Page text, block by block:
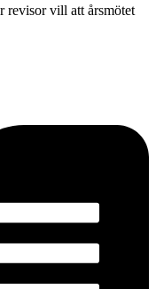
revisor vill att årsmötet